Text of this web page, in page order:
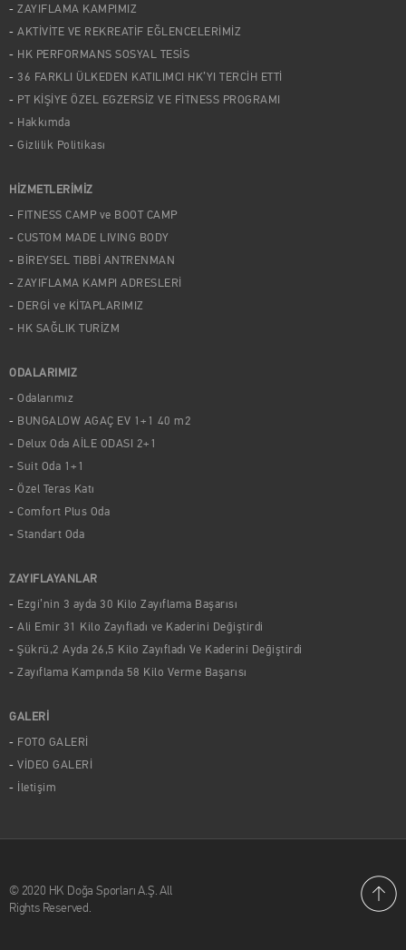
ZAYIFLAMA KAMPIMIZ
AKTİVİTE VE REKREATİF EĞLENCELERİMİZ
HK PERFORMANS SOSYAL TESİS
36 FARKLI ÜLKEDEN KATILIMCI HK’YI TERCİH ETTİ
PT KİŞİYE ÖZEL EGZERSİZ VE FİTNESS PROGRAMI
Hakkımda
Gizlilik Politikası
HİZMETLERİMİZ
FITNESS CAMP ve BOOT CAMP
CUSTOM MADE LIVING BODY
BİREYSEL TIBBİ ANTRENMAN
ZAYIFLAMA KAMPI ADRESLERİ
DERGİ ve KİTAPLARIMIZ
HK SAĞLIK TURİZM
ODALARIMIZ
Odalarımız
BUNGALOW AGAÇ EV 1+1 40 m2
Delux Oda AİLE ODASI 2+1
Suit Oda 1+1
Özel Teras Katı
Comfort Plus Oda
Standart Oda
ZAYIFLAYANLAR
Ezgi’nin 3 ayda 30 Kilo Zayıflama Başarısı
Ali Emir 31 Kilo Zayıfladı ve Kaderini Değiştirdi
Şükrü,2 Ayda 26,5 Kilo Zayıfladı Ve Kaderini Değiştirdi
Zayıflama Kampında 58 Kilo Verme Başarısı
GALERİ
FOTO GALERİ
VİDEO GALERİ
İletişim
© 2020 HK Doğa Sporları A.Ş. All
Rights Reserved.